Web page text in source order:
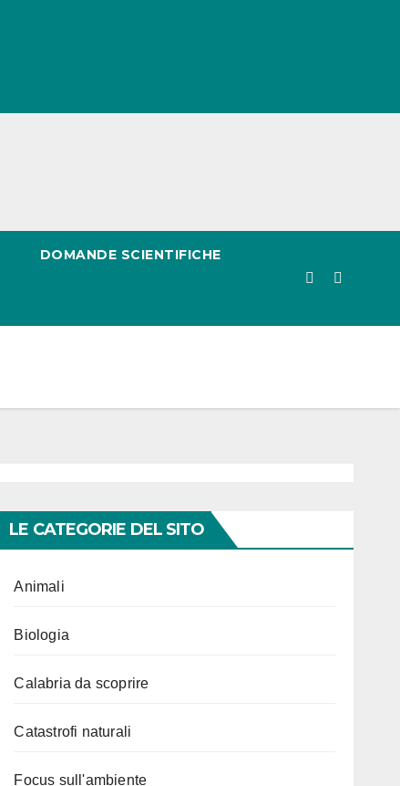
DOMANDE SCIENTIFICHE
LE CATEGORIE DEL SITO
Animali
Biologia
Calabria da scoprire
Catastrofi naturali
Focus sull'ambiente